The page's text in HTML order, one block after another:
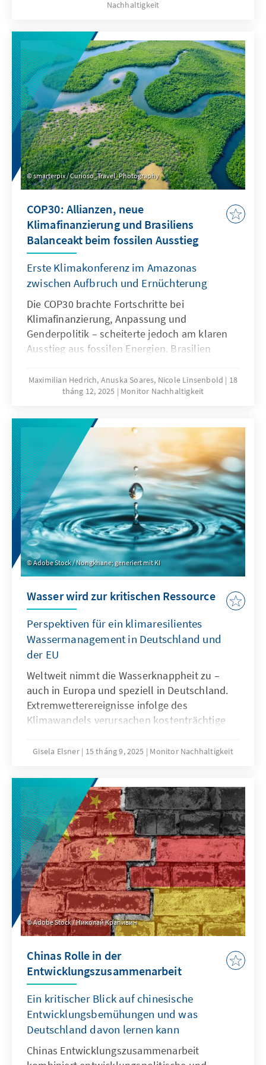
(CBAM) als Anreiz für Klimaclubs nutzen und
aufbauen. Voraussetzung ist Akzeptanz im
Inneren: Einnahmen aus der CO₂‑Bepreisung
sichtbar, fair und nachvollziehbar
zurückgeben – und den EU-Emissionshandel
als Leitinstrument ordnungspolitisch stärken.
Nachhaltigkeit
smarterpix / Curioso_Travel_Photography
COP30: Allianzen, neue
Klimafinanzierung und Brasiliens
Balanceakt beim fossilen Ausstieg
Erste Klimakonferenz im Amazonas
zwischen Aufbruch und Ernüchterung
Die COP30 brachte Fortschritte bei
Klimafinanzierung, Anpassung und
Genderpolitik – scheiterte jedoch am klaren
Ausstieg aus fossilen Energien. Brasilien
starke Beteiligung indigener Gemeinschaften,
sozialer Bewegungen und junger Akteure,
fossile Pläne. Die EU muss ihre interne
Klimazielarchitektur stabilisieren und auch
ohne Unterstützung der USA glaubwürdige
internationale Partnerschaften stärken.
Multilateralismus bleibt zwar handlungsfähig,
erreicht aber nicht das Tempo, das die
Wissenschaft fordert.
Maximilian Hedrich, Anuska Soares, Nicole Linsenbold
18
tháng 12, 2025
Monitor Nachhaltigkeit
Adobe Stock / Nongkhane; generiert mit KI
Wasser wird zur kritischen Ressource
Perspektiven für ein klimaresilientes
Wassermanagement in Deutschland und
der EU
Weltweit nimmt die Wasserknappheit zu –
auch in Europa und speziell in Deutschland.
Extremwetterereignisse infolge des
Klimawandels verursachen kostenträchtige
Gleichzeitig geraten Wasservorräte durch
Gewinnung erneuerbarer Energien unter
Druck. Ökonomische und ökologische
Konflikte sind die Folgen, die künftig auch die
Sicherheit und den gesellschaftlichen
Zusammenhalt gefährden können, wenn
nicht rechtzeitig gegengesteuert wird.
Gisela Elsner 15 tháng 9, 2025 Monitor Nachhaltigkeit
Adobe Stock / Николай Крапивин
Chinas Rolle in der
Entwicklungszusammenarbeit
Ein kritischer Blick auf chinesische
Entwicklungsbemühungen und was
Deutschland davon lernen kann
Chinas Entwicklungszusammenarbeit